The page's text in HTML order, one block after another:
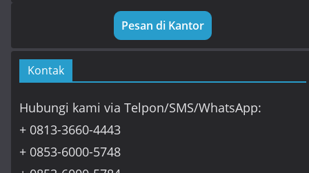
Pesan di Kantor
Kontak
Hubungi kami via Telpon/SMS/WhatsApp:
+ 0813-3660-4443
+ 0853-6000-5748